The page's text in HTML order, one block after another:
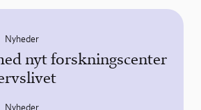
Nyheder
nyt forskningscenter
Nyheder